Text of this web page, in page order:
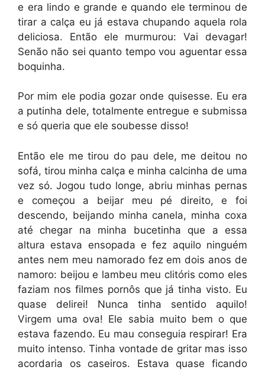
e era lindo e grande e quando ele terminou de
tirar a calça eu já estava chupando aquela rola
deliciosa. Então ele murmurou: Vai devagar!
Senão não sei quanto tempo vou aguentar essa
boquinha.
Por mim ele podia gozar onde quisesse. Eu era
a putinha dele, totalmente entregue e submissa
e só queria que ele soubesse disso!
Então ele me tirou do pau dele, me deitou no
sofá, tirou minha calça e minha calcinha de uma
vez só. Jogou tudo longe, abriu minhas pernas
e começou a beijar meu pé direito, e foi
descendo, beijando minha canela, minha coxa
até chegar na minha bucetinha que a essa
altura estava ensopada e fez aquilo ninguém
antes nem meu namorado fez em dois anos de
namoro: beijou e lambeu meu clitóris como eles
faziam nos filmes pornôs que já tinha visto. Eu
quase delirei! Nunca tinha sentido aquilo!
Virgem uma ova! Ele sabia muito bem o que
estava fazendo. Eu mau conseguia respirar! Era
muito intenso. Tinha vontade de gritar mas isso
acordaria os caseiros. Estava quase ficando